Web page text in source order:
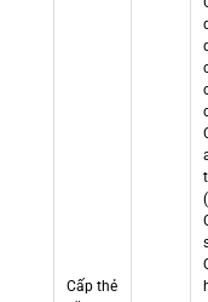
Cấp thẻ